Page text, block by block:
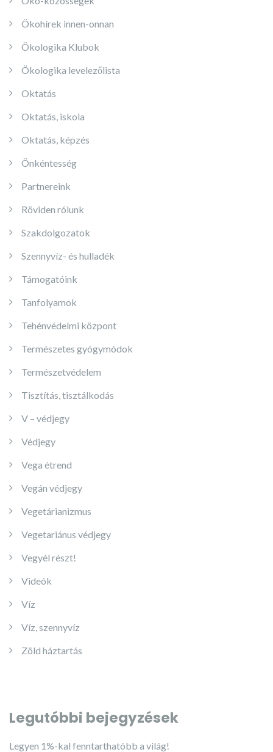
Ökohírek innen-onnan
Ökologika Klubok
Ökologika levelezőlista
Oktatás
Oktatás, iskola
Oktatás, képzés
Önkéntesség
Partnereink
Röviden rólunk
Szakdolgozatok
Szennyvíz- és hulladék
Támogatóink
Tanfolyamok
Tehénvédelmi központ
Természetes gyógymódok
Természetvédelem
Tisztítás, tisztálkodás
V – védjegy
Védjegy
Vega étrend
Vegán védjegy
Vegetárianizmus
Vegetariánus védjegy
Vegyél részt!
Videók
Víz
Víz, szennyvíz
Zöld háztartás
Legutóbbi bejegyzések
Legyen 1%-kal fenntarthatóbb a világ!